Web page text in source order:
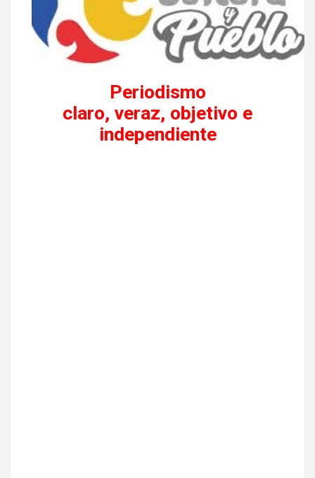
Periodismo
claro, veraz, objetivo e
independiente